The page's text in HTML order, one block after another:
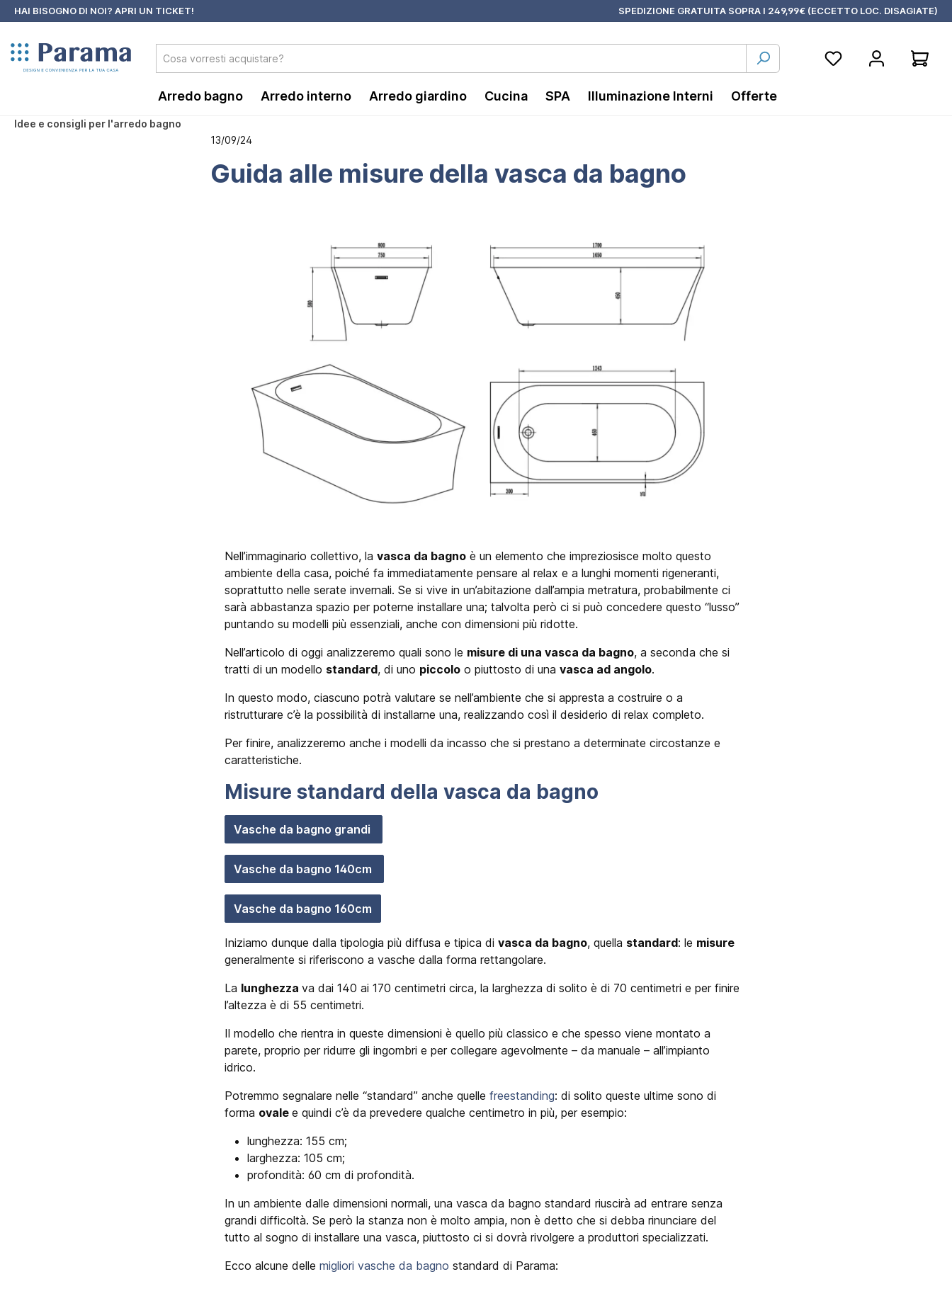
Passa alla navigazione principale
HAI BISOGNO DI NOI? APRI UN TICKET! SPEDIZIONE GRATUITA SOPRA I 249,99€ (ECCETTO LOC. DISAGIATE)
Arredo bagno Arredo interno Arredo giardino Cucina SPA Illuminazione Interni Offerte
Idee e consigli per l'arredo bagno
13/09/24
Guida alle misure della vasca da bagno
Nell’immaginario collettivo, la vasca da bagno è un elemento che impreziosisce molto questo
ambiente della casa, poiché fa immediatamente pensare al relax e a lunghi momenti rigeneranti,
soprattutto nelle serate invernali. Se si vive in un’abitazione dall’ampia metratura, probabilmente ci
sarà abbastanza spazio per poterne installare una; talvolta però ci si può concedere questo “lusso”
puntando su modelli più essenziali, anche con dimensioni più ridotte.
Nell’articolo di oggi analizzeremo quali sono le misure di una vasca da bagno, a seconda che si
tratti di un modello standard, di uno piccolo o piuttosto di una vasca ad angolo.
In questo modo, ciascuno potrà valutare se nell’ambiente che si appresta a costruire o a
ristrutturare c’è la possibilità di installarne una, realizzando così il desiderio di relax completo.
Per finire, analizzeremo anche i modelli da incasso che si prestano a determinate circostanze e
caratteristiche.
Misure standard della vasca da bagno
Vasche da bagno grandi
Vasche da bagno 140cm
Vasche da bagno 160cm
Iniziamo dunque dalla tipologia più diffusa e tipica di vasca da bagno, quella standard: le misure
generalmente si riferiscono a vasche dalla forma rettangolare.
La lunghezza va dai 140 ai 170 centimetri circa, la larghezza di solito è di 70 centimetri e per finire
l’altezza è di 55 centimetri.
Il modello che rientra in queste dimensioni è quello più classico e che spesso viene montato a
parete, proprio per ridurre gli ingombri e per collegare agevolmente – da manuale – all’impianto
idrico.
Potremmo segnalare nelle “standard” anche quelle freestanding: di solito queste ultime sono di
forma ovale e quindi c’è da prevedere qualche centimetro in più, per esempio:
lunghezza: 155 cm;
larghezza: 105 cm;
profondità: 60 cm di profondità.
In un ambiente dalle dimensioni normali, una vasca da bagno standard riuscirà ad entrare senza
grandi difficoltà. Se però la stanza non è molto ampia, non è detto che si debba rinunciare del
tutto al sogno di installare una vasca, piuttosto ci si dovrà rivolgere a produttori specializzati.
Ecco alcune delle migliori vasche da bagno standard di Parama: